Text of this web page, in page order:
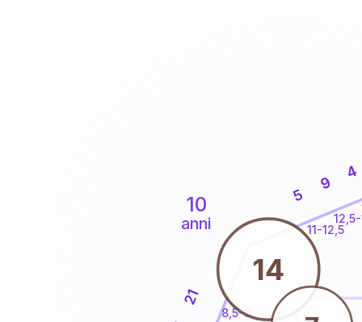
10
anni
8,5-9
11-12,5
21
5
9
4
14